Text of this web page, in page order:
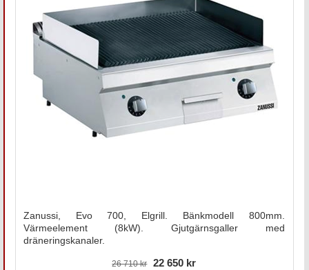
Zanussi, Evo 700, Elgrill. Bänkmodell 800mm.
Värmeelement (8kW). Gjutgärnsgaller med
dräneringskanaler.
26 710 kr 22 650 kr